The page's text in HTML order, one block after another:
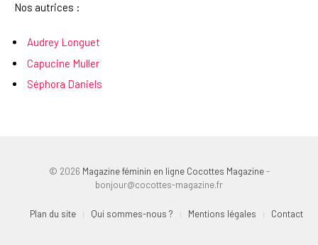
Nos autrices :
Audrey Longuet
Capucine Muller
Séphora Daniels
© 2026 Magazine féminin en ligne Cocottes Magazine-
bonjour@cocottes-magazine.fr
Plan du site Qui sommes-nous ? Mentions légales Contact